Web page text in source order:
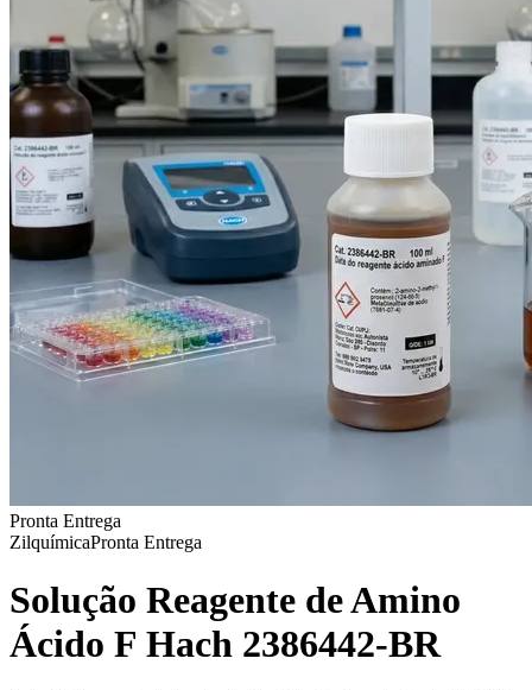
Pronta Entrega
ZilquímicaPronta Entrega
Solução Reagente de Amino
Ácido F Hach 2386442-BR